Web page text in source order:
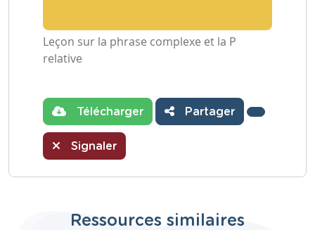
Leçon sur la phrase complexe et la P
relative
Télécharger Partager
Signaler
Ressources similaires